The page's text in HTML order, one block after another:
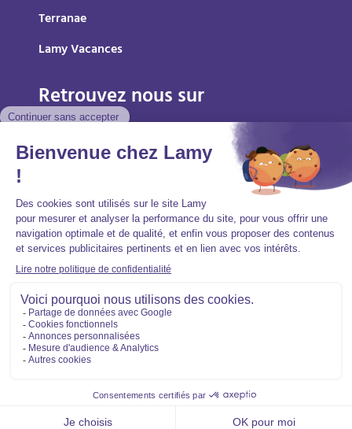
Terranae
Lamy Vacances
Retrouvez nous sur
Mentions légales
Politique de protection des données personnelles
Accessibilité : partiellement conforme